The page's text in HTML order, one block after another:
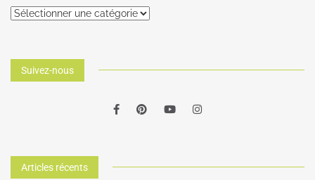
Suivez-nous
Articles récents